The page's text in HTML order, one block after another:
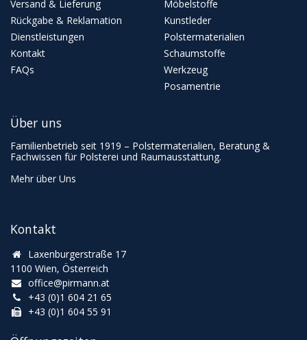
Versand & Lieferung
Rückgabe & Reklamation
Dienstleistungen
Kontakt
FAQs
Möbelstoffe
Kunstleder
Polstermaterialien
Schaumstoffe
Werkzeug
Posamentrie
Kontakt
Laxenburgerstraße 17
1100 Wien, Österreich
office@pirmann.at
+43 (0)1 604 21 65
+43 (0)1 604 55 91
Über uns
Familienbetrieb seit 1919 – Polstermaterialien, Beratung &
Fachwissen für Polsterei und Raumausstattung.
Mehr über Uns